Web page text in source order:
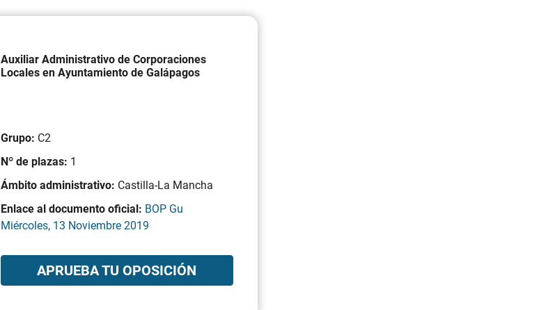
Auxiliar Administrativo de Corporaciones
Locales en Ayuntamiento de Galápagos
Grupo: C2
Nº de plazas: 1
Ámbito administrativo: Castilla-La Mancha
Enlace al documento oficial: BOP Gu
Miércoles, 13 Noviembre 2019
APRUEBA TU OPOSICIÓN